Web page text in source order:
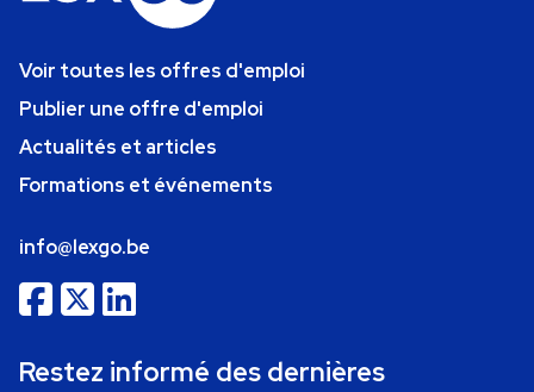
Voir toutes les offres d'emploi
Publier une offre d'emploi
Actualités et articles
Formations et événements
info@lexgo.be
Restez informé des dernières